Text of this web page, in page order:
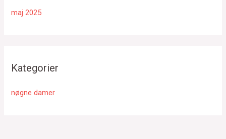
maj 2025
Kategorier
nøgne damer